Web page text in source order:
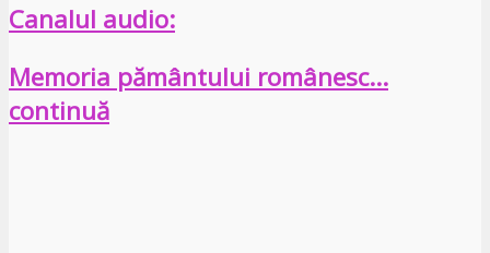
Canalul audio:
Memoria pământului românesc…
continuă